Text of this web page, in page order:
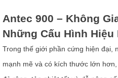
Antec 900 – Không
Những Cấu Hình Hiệu
Trong thế giới phần cứng hiện đại,
mạnh mẽ và có kích thước lớn